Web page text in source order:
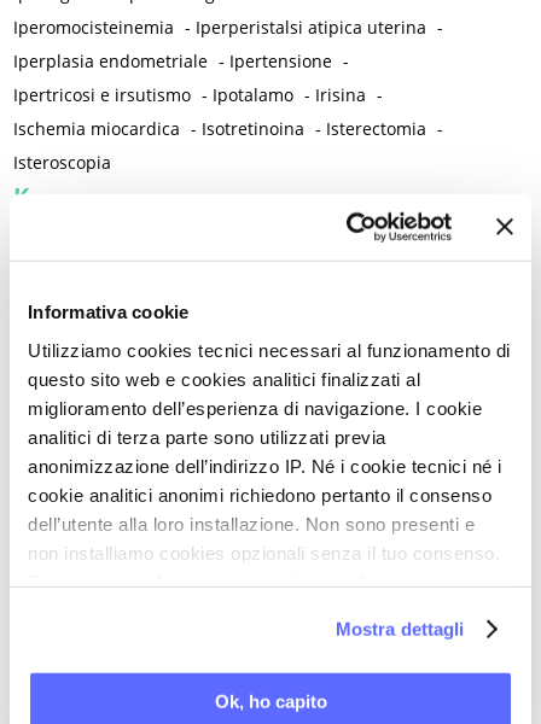
Informativa cookie
Utilizziamo cookies tecnici necessari al funzionamento di
questo sito web e cookies analitici finalizzati al
miglioramento dell’esperienza di navigazione. I cookie
analitici di terza parte sono utilizzati previa
anonimizzazione dell’indirizzo IP. Né i cookie tecnici né i
cookie analitici anonimi richiedono pertanto il consenso
dell’utente alla loro installazione. Non sono presenti e
non installiamo cookies opzionali senza il tuo consenso.
Mostra dettagli
Ok, ho capito
Iperomocisteinemia - Iperperistalsi atipica uterina -
Iperplasia endometriale - Ipertensione -
Ipertricosi e irsutismo - Ipotalamo - Irisina -
Ischemia miocardica - Isotretinoina - Isterectomia -
Isteroscopia
K
L
Lesione precancerosa
Letteratura Leucemia mieloide
Libertà - Libri e lettura -Lichen planus -Lichen sclerosus
Lichen vulvare -Limite -Linee guida cliniche - Linfedema -
Linfoma di Hodgkin -Longevità -
Lupus eritematoso sistemico -Lutto
M
Malattia -
Malattia infiammatoria pelvica -Malattia mentale -
Malattie cromosomiche